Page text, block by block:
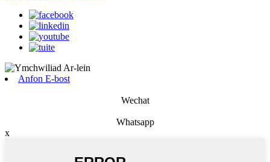
Anfon E-bost
Wechat
Whatsapp
x